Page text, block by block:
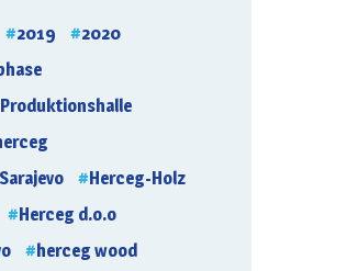
2019
2020
Herceg-Holz
Herceg d.o.o
herceg wood